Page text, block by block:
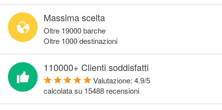
Massima scelta
Oltre 19000 barche
Oltre 1000 destinazioni
110000+ Clienti soddisfatti
Valutazione: 4.9/5
calcolata su 15488 recensioni